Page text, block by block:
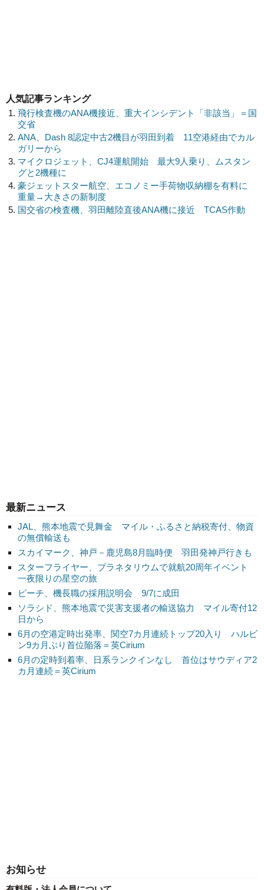
最新ニュース
JAL、熊本地震で見舞金 マイル・ふるさと納税寄付、物資
の無償輸送も
スカイマーク、神戸－鹿児島8月臨時便 羽田発神戸行きも
スターフライヤー、プラネタリウムで就航20周年イベント
一夜限りの星空の旅
ピーチ、機長職の採用説明会 9/7に成田
ソラシド、熊本地震で災害支援者の輸送協力 マイル寄付12
日から
6月の空港定時出発率、関空7カ月連続トップ20入り ハルビ
ン9カ月ぶり首位陥落＝英Cirium
6月の定時到着率、日系ランクインなし 首位はサウディア2
カ月連続＝英Cirium
お知らせ
人気記事ランキング
飛行検査機のANA機接近、重大インシデント「非該当」＝国
交省
ANA、Dash 8認定中古2機目が羽田到着 11空港経由でカル
ガリーから
マイクロジェット、CJ4運航開始 最大9人乗り、ムスタン
グと2機種に
豪ジェットスター航空、エコノミー手荷物収納棚を有料に
重量→大きさの新制度
国交省の検査機、羽田離陸直後ANA機に接近 TCAS作動